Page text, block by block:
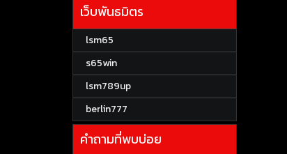
เว็บพันธมิตร
lsm65
s65win
lsm789up
berlin777
คำถามที่พบบ่อย